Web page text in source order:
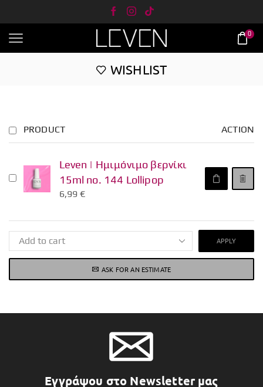
0
WISHLIST
PRODUCT ACTION
Leven | Ημιμόνιμο βερνίκι
15ml no. 144 Lollipop
6,99€
APPLY
ASK FOR AN ESTIMATE
Εγγράψου στο Newsletter μας